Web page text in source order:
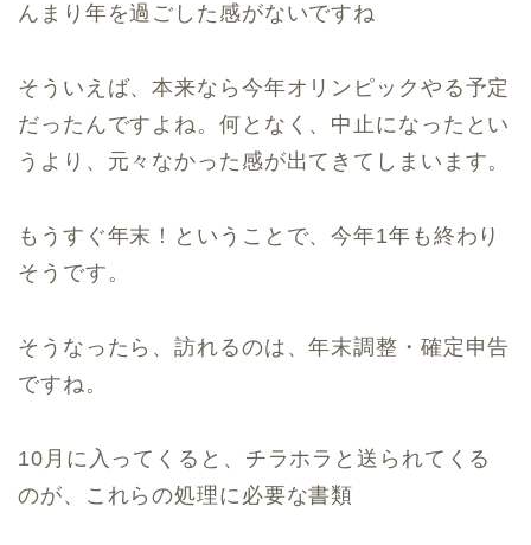
んまり年を過ごした感がないですね
そういえば、本来なら今年オリンピックやる予定
だったんですよね。何となく、中止になったとい
うより、元々なかった感が出てきてしまいます。
もうすぐ年末！ということで、今年1年も終わり
そうです。
そうなったら、訪れるのは、年末調整・確定申告
ですね。
10月に入ってくると、チラホラと送られてくる
のが、これらの処理に必要な書類